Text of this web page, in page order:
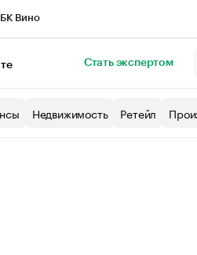
Вино
Стать экспертом
Недвижимость Ретейл